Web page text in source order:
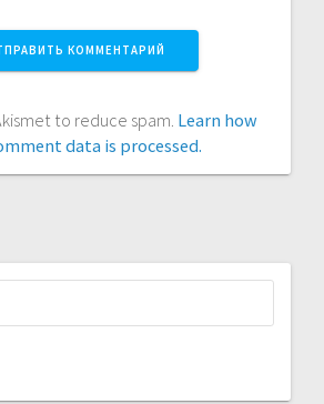
to reduce spam. Learn how
data is processed.